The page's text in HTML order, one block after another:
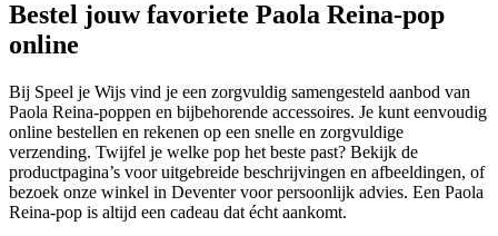
Bestel jouw favoriete Paola Reina-pop
online
Bij Speel je Wijs vind je een zorgvuldig samengesteld aanbod van
Paola Reina-poppen en bijbehorende accessoires. Je kunt eenvoudig
online bestellen en rekenen op een snelle en zorgvuldige
verzending. Twijfel je welke pop het beste past? Bekijk de
productpagina’s voor uitgebreide beschrijvingen en afbeeldingen, of
bezoek onze winkel in Deventer voor persoonlijk advies. Een Paola
Reina-pop is altijd een cadeau dat écht aankomt.